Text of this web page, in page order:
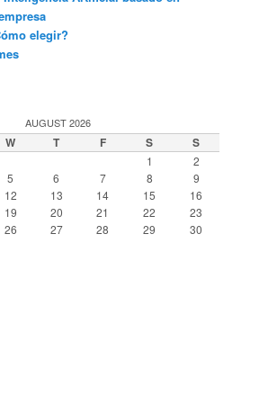
elegir?
AUGUST 2026
W T F S S
1
2
5 6 7 8
9
12 13 14 15
16
19 20 21 22
23
26 27 28 29
30